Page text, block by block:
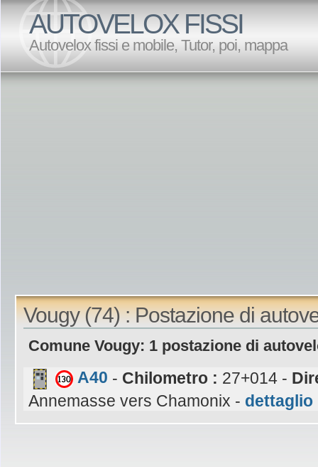
AUTOVELOX FISSI
Autovelox fissi e mobile, Tutor, poi, mappa
Vougy (74) : Postazione di
Comune Vougy: 1 postazione di
A40 - Chilometro : 27+014 -
Annemasse vers Chamonix - dettaglio